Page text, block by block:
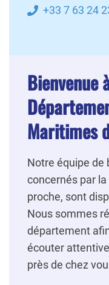
+33 7 63 24
Bienvenue
Maritimes
Notre équipe de
concernés par
proche, sont
Nous sommes
département
écouter
près de chez